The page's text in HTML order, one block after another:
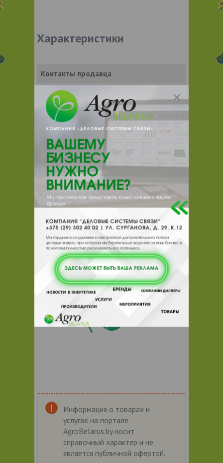
Характеристики
Контакты продавца
Оставьте электронный заказ с помощью
кнопки "Заказать" и мы подберем для
Вас подходящую компанию
поставщика.
Информация о товарах и
услугах на портале
AgroBelarus.by носит
справочный характер и не
является публичной офертой.